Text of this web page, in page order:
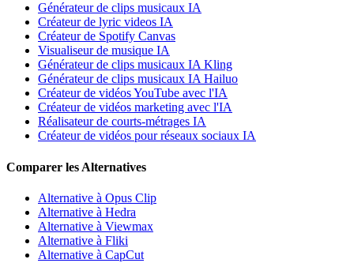
Générateur de clips musicaux IA
Créateur de lyric videos IA
Créateur de Spotify Canvas
Visualiseur de musique IA
Générateur de clips musicaux IA Kling
Générateur de clips musicaux IA Hailuo
Créateur de vidéos YouTube avec l'IA
Créateur de vidéos marketing avec l'IA
Réalisateur de courts-métrages IA
Créateur de vidéos pour réseaux sociaux IA
Comparer les Alternatives
Alternative à Opus Clip
Alternative à Hedra
Alternative à Viewmax
Alternative à Fliki
Alternative à CapCut